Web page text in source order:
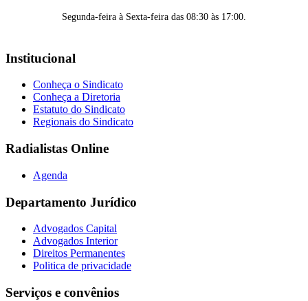
Segunda-feira à Sexta-feira das 08:30 às 17:00.
Institucional
Conheça o Sindicato
Conheça a Diretoria
Estatuto do Sindicato
Regionais do Sindicato
Radialistas Online
Agenda
Departamento Jurídico
Advogados Capital
Advogados Interior
Direitos Permanentes
Politica de privacidade
Serviços e convênios